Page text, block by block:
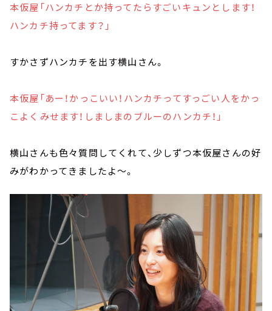
本仮屋「ハンカチとか持ってたらすごいキュンとします！
ハンカチ持ってます？」
すかさずハンカチを出す横山さん。
本仮屋「あー！かっこいい！ハンカチってすっごい人をかっ
こよくみせます！しましまのブルーのハンカチ！」
横山さんも色々質問してくれて、少しずつ本仮屋さんの好
みがわかってきましたよ～。